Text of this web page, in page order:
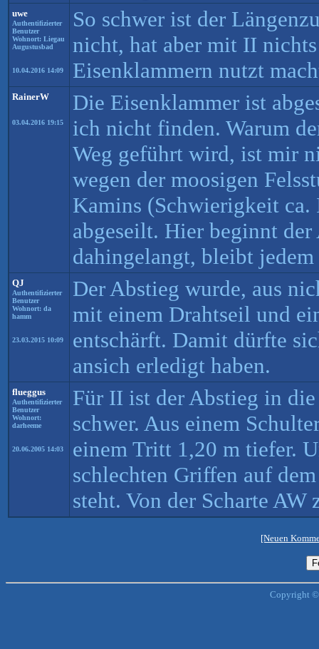
uwe
Authentifizierter
Benutzer
Wohnort: Liegau
Augustusbad
10.04.2016 14:09
So schwer ist der
nicht, hat aber mit II
Eisenklammern nutzt
RainerW
03.04.2016 19:15
Die Eisenklammer ist
ich nicht finden. Warum
Weg geführt wird, ist mir
wegen der moosigen
Kamins (Schwierigkeit
abgeseilt. Hier beginnt der
dahingelangt, bleibt jedem
QJ
Authentifizierter
Benutzer
Wohnort: da
hamm
23.03.2015 10:09
Der Abstieg wurde, aus
mit einem Drahtseil und
entschärft. Damit dürfte
ansich erledigt haben.
flueggus
Authentifizierter
Benutzer
Wohnort:
darheeme
20.06.2005 14:03
Für II ist der Abstieg in
schwer. Aus einem
einem Tritt 1,20 m tiefer.
schlechten Griffen auf
steht. Von der Scharte AW
[Neuen
Copyright ©